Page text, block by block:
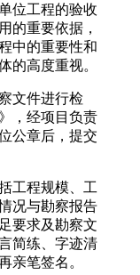
位工程的验收
的重要依据，
中的重要性和
的高度重视。
文件进行检
，经项目负责
公章后，提交
工程规模、工
况与勘察报告
要求及勘察文
简练、字迹清
亲笔签名。